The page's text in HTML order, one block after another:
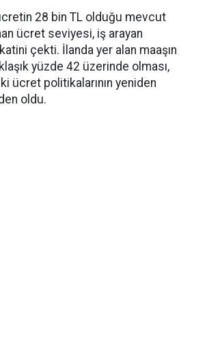
28 bin TL olduğu mevcut
ücret seviyesi, iş arayan
çekti. İlanda yer alan maaşın
yüzde 42 üzerinde olması,
ücret politikalarının yeniden
oldu.